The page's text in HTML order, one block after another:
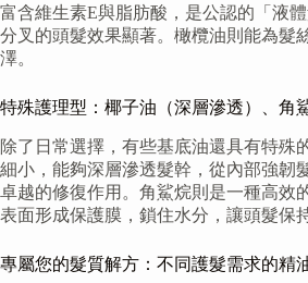
富含維生素E與脂肪酸，是公認的「液
分叉的頭髮效果顯著。橄欖油則能為髮
澤。
特殊護理型：椰子油（深層滲透）、角
除了日常選擇，有些基底油還具有特殊
細小，能夠深層滲透髮幹，從內部強韌
卓越的修復作用。角鯊烷則是一種高效
表面形成保護膜，鎖住水分，讓頭髮保
專屬您的髮質解方：不同護髮需求的精